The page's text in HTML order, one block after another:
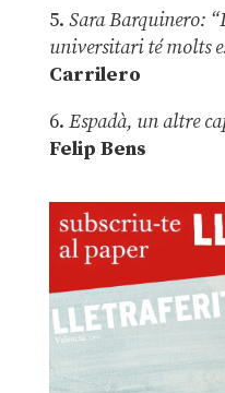
5. Sara Barquinero:
universitari té molts
Carrilero
6. Espadà, un altre
Felip Bens